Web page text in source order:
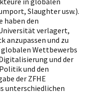
Slaughter usw.).
haben den
verlagert,
anzupassen und zu
Wettbewerbs
und der
und den
der ZFHE
unterschiedlichen